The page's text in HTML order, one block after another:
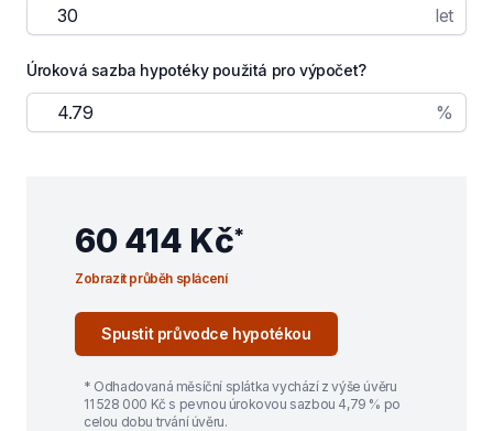
let
Úroková sazba hypotéky použitá pro výpočet?
%
60 414 Kč*
Zobrazit průběh splácení
Spustit průvodce hypotékou
* Odhadovaná měsíční splátka vychází z výše úvěru
11 528 000 Kč s pevnou úrokovou sazbou 4,79 % po
celou dobu trvání úvěru.